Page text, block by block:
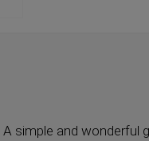
A simple and wonderful